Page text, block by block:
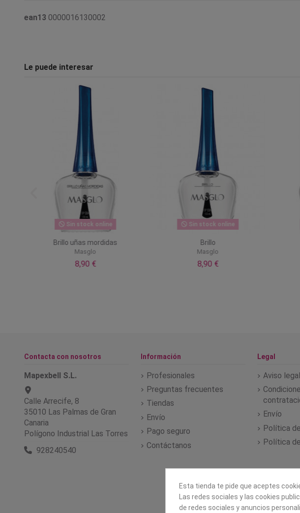
ean13 0000016130002
Le puede interesar
Sin stock online
Brillo uñas mordidas
Masglo
8,90 €
Sin stock online
Brillo
Masglo
8,90 €
Contacta con nosotros
Mapexbell S.L.
Calle Arrecife, 8
35010 Las Palmas de Gran
Canaria
Polígono Industrial Las Torres
928240540
Información
Profesionales
Preguntas frecuentes
Tiendas
Envío
Pago seguro
Contáctanos
Legal
Aviso legal
Envío
Política
Política
Esta tienda te pide que aceptes
Las redes sociales y las cookies
de redes sociales y anuncios